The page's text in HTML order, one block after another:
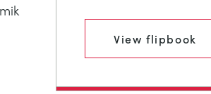
View flipbook